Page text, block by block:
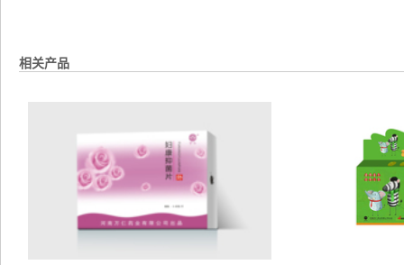
相关产品